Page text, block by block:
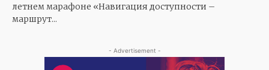
летнем марафоне «Навигация доступности –
маршрут...
- Advertisement -